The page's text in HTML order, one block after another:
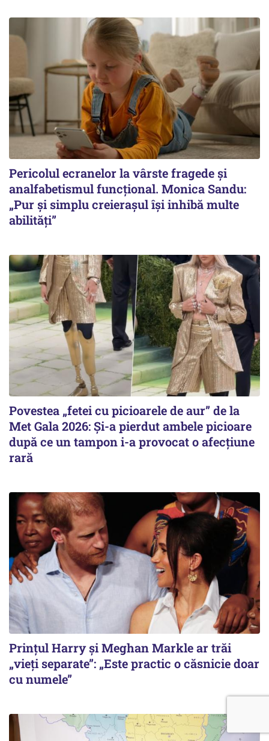
Pericolul ecranelor la vârste fragede și
analfabetismul funcțional. Monica Sandu:
„Pur și simplu creierașul își inhibă multe
abilități”
Povestea „fetei cu picioarele de aur” de la
Met Gala 2026: Și-a pierdut ambele picioare
după ce un tampon i-a provocat o afecțiune
rară
Prințul Harry și Meghan Markle ar trăi
„vieți separate”: „Este practic o căsnicie doar
cu numele”